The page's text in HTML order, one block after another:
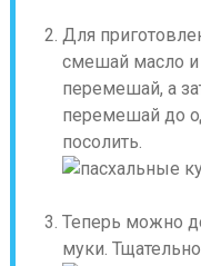
Для
смешай масло и
перемешай, а
перемешай до
посолить.
Теперь можно
муки.